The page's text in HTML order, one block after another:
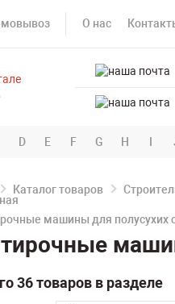
О нас
D E F G H I
Каталог товаров
машины для полусухих
36 товаров в разделе